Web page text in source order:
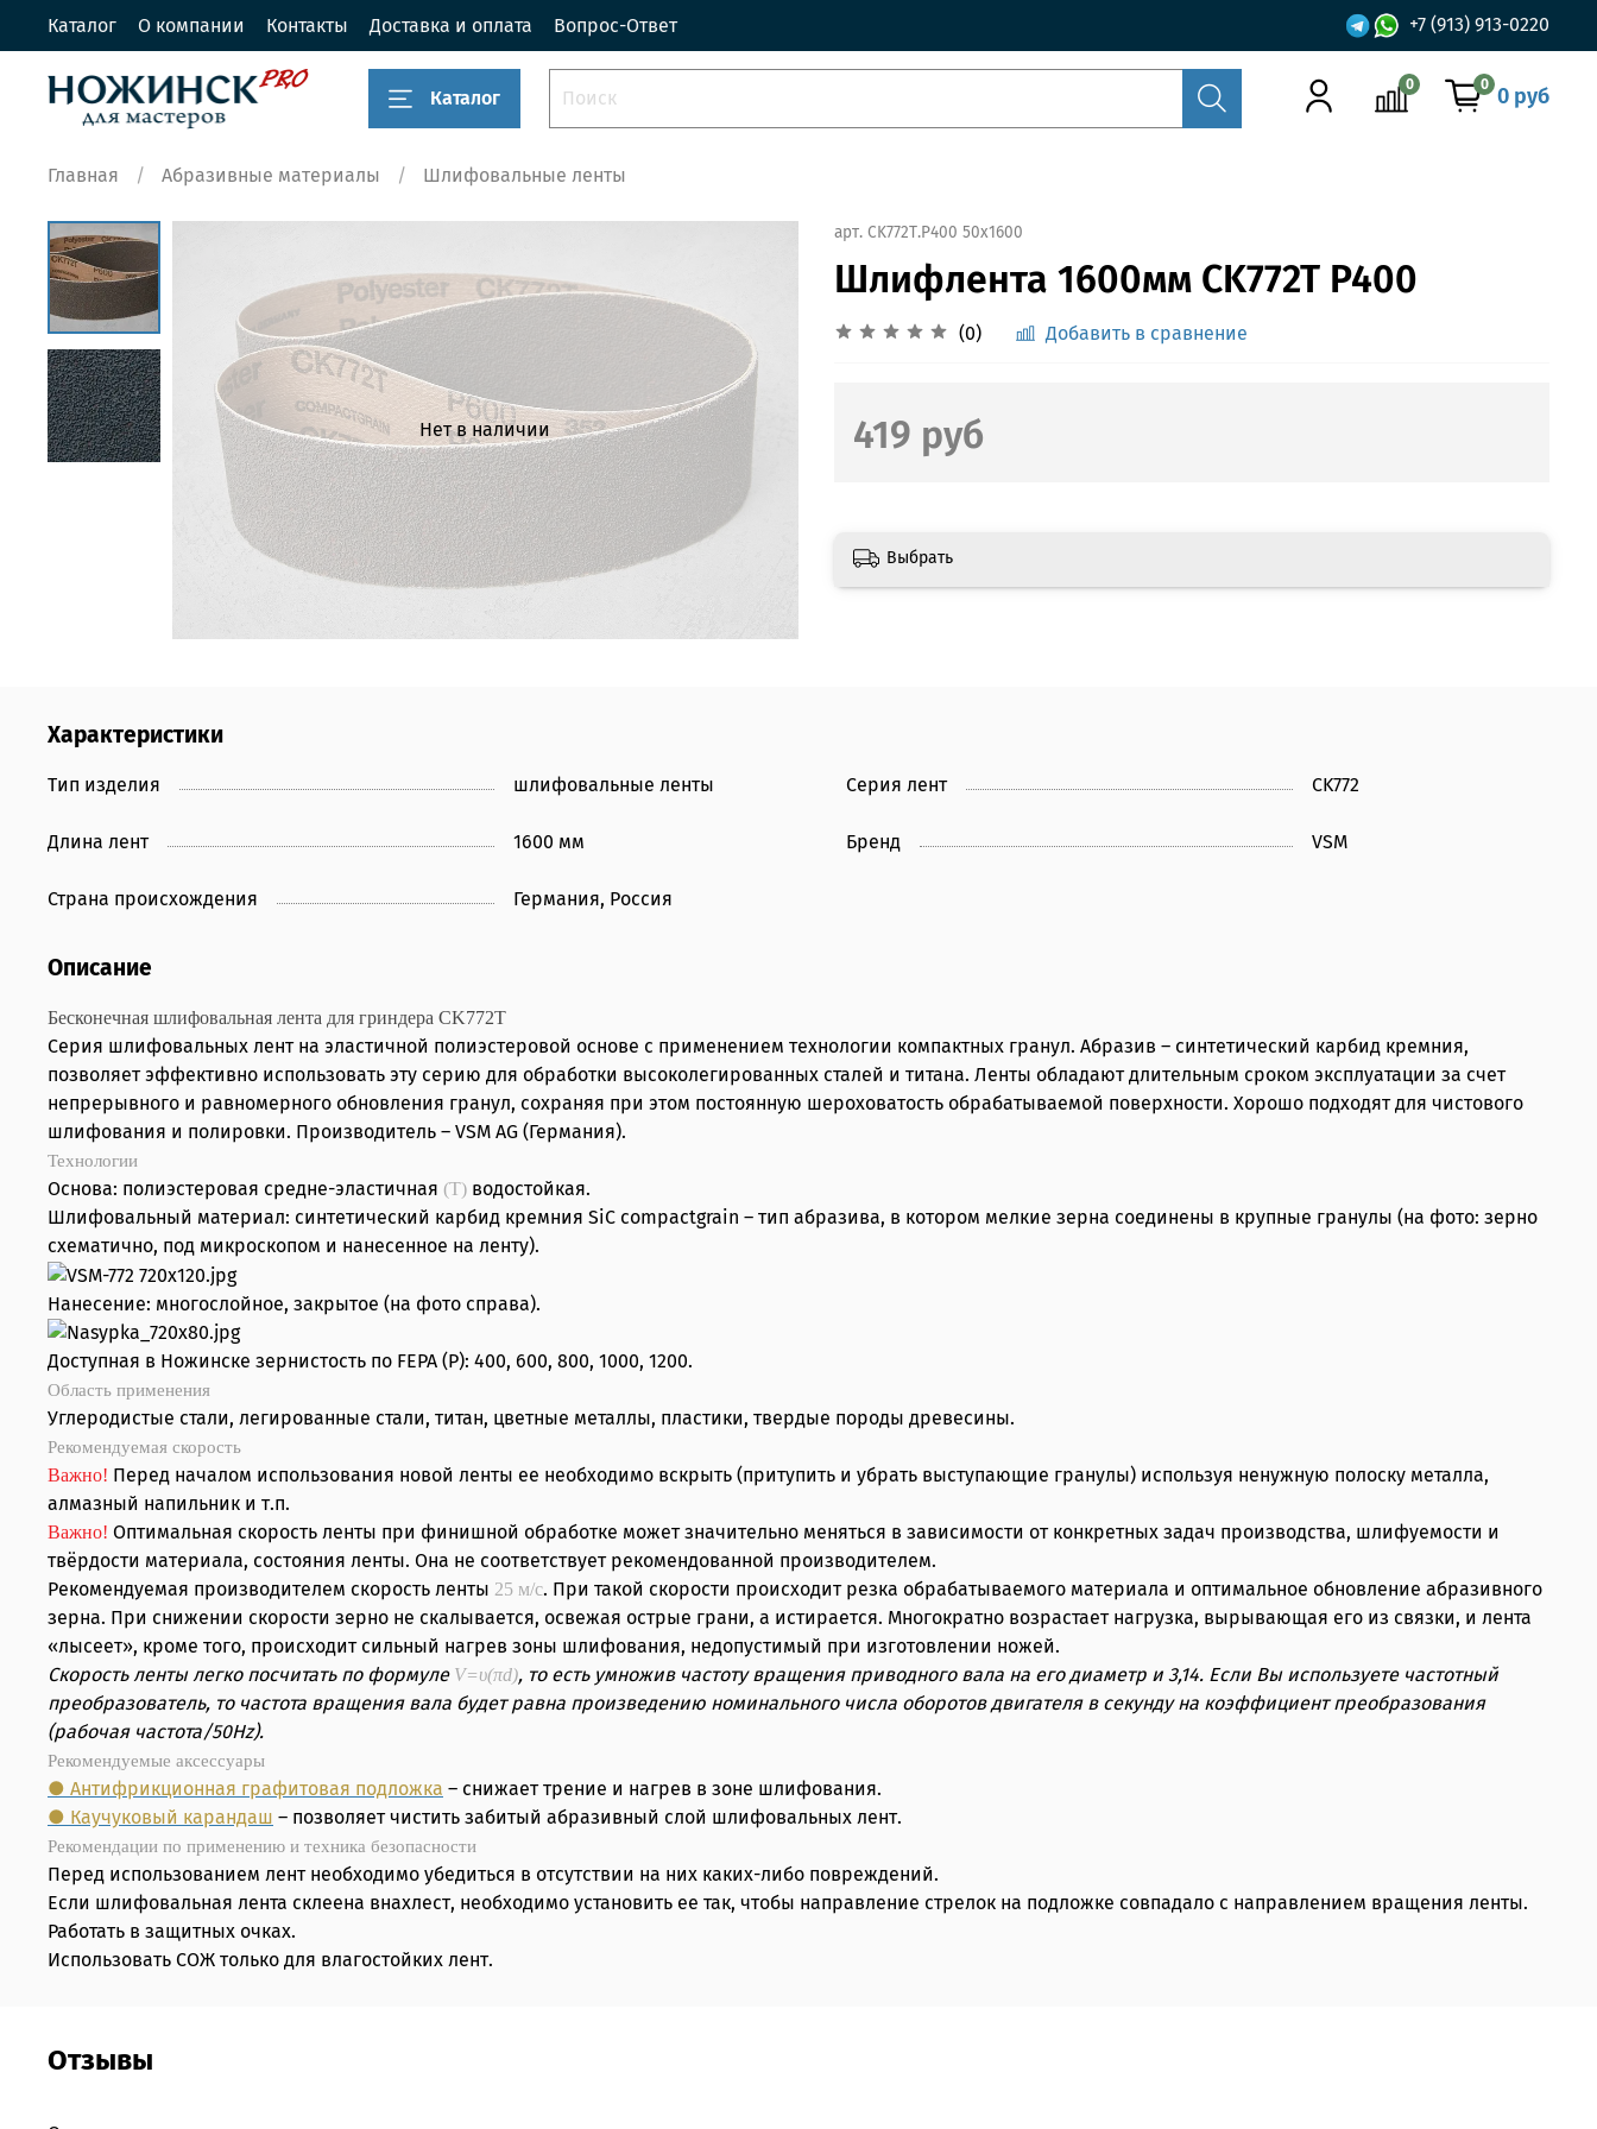
Каталог О компании Контакты Доставка и оплата Вопрос-Ответ +7 (913) 913-0220
Каталог
0 0 0 руб
Главная Абразивные материалы Шлифовальные ленты
Нет в наличии
арт. CK772Т.Р400 50x1600
Шлифлента 1600мм CK772T P400
(0) Добавить в сравнение
419 руб
Выбрать
Характеристики
Тип изделия шлифовальные ленты Серия лент CK772
Длина лент 1600 мм Бренд VSM
Страна происхождения Германия, Россия
Описание
Бесконечная шлифовальная лента для гриндера CK772T
Серия шлифовальных лент на эластичной полиэстеровой основе с применением технологии компактных гранул. Абразив – синтетический карбид кремния,
позволяет эффективно использовать эту серию для обработки высоколегированных сталей и титана. Ленты обладают длительным сроком эксплуатации за счет
непрерывного и равномерного обновления гранул, сохраняя при этом постоянную шероховатость обрабатываемой поверхности. Хорошо подходят для чистового
шлифования и полировки. Производитель – VSM AG (Германия).
Технологии
Основа: полиэстеровая средне-эластичная (T) водостойкая.
Шлифовальный материал: синтетический карбид кремния SiC compactgrain – тип абразива, в котором мелкие зерна соединены в крупные гранулы (на фото: зерно
схематично, под микроскопом и нанесенное на ленту).
Нанесение: многослойное, закрытое (на фото справа).
Доступная в Ножинске зернистость по FEPA (P): 400, 600, 800, 1000, 1200.
Область применения
Углеродистые стали, легированные стали, титан, цветные металлы, пластики, твердые породы древесины.
Рекомендуемая скорость
Важно! Перед началом использования новой ленты ее необходимо вскрыть (притупить и убрать выступающие гранулы) используя ненужную полоску металла,
алмазный напильник и т.п.
Важно! Оптимальная скорость ленты при финишной обработке может значительно меняться в зависимости от конкретных задач производства, шлифуемости и
твёрдости материала, состояния ленты. Она не соответствует рекомендованной производителем.
Рекомендуемая производителем скорость ленты 25 м/с. При такой скорости происходит резка обрабатываемого материала и оптимальное обновление абразивного
зерна. При снижении скорости зерно не скалывается, освежая острые грани, а истирается. Многократно возрастает нагрузка, вырывающая его из связки, и лента
«лысеет», кроме того, происходит сильный нагрев зоны шлифования, недопустимый при изготовлении ножей.
Скорость ленты легко посчитать по формуле V=υ(πd), то есть умножив частоту вращения приводного вала на его диаметр и 3,14. Если Вы используете частотный
преобразователь, то частота вращения вала будет равна произведению номинального числа оборотов двигателя в секунду на коэффициент преобразования
(рабочая частота/50Hz).
Рекомендуемые аксессуары
● Антифрикционная графитовая подложка – снижает трение и нагрев в зоне шлифования.
● Каучуковый карандаш – позволяет чистить забитый абразивный слой шлифовальных лент.
Рекомендации по применению и техника безопасности
Перед использованием лент необходимо убедиться в отсутствии на них каких-либо повреждений.
Если шлифовальная лента склеена внахлест, необходимо установить ее так, чтобы направление стрелок на подложке совпадало с направлением вращения ленты.
Работать в защитных очках.
Использовать СОЖ только для влагостойких лент.
Отзывы